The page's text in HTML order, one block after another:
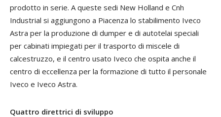
prodotto in serie. A queste sedi New Holland e Cnh
Industrial si aggiungono a Piacenza lo stabilimento Iveco
Astra per la produzione di dumper e di autotelai speciali
per cabinati impiegati per il trasporto di miscele di
calcestruzzo, e il centro usato Iveco che ospita anche il
centro di eccellenza per la formazione di tutto il personale
Iveco e Iveco Astra.
Quattro direttrici di sviluppo